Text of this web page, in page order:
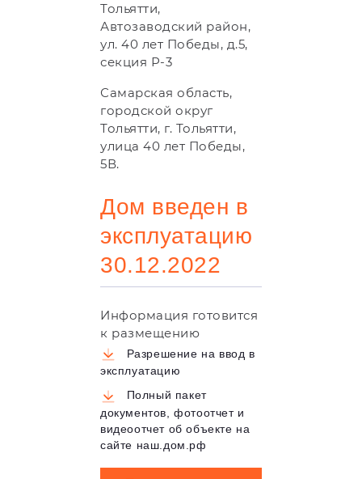
Тольятти,
Автозаводский район,
ул. 40 лет Победы, д.5,
секция Р-3
Самарская область,
городской округ
Тольятти, г. Тольятти,
улица 40 лет Победы,
5В.
Дом введен в
эксплуатацию
30.12.2022
Информация готовится
к размещению
Разрешение на ввод в
эксплуатацию
Полный пакет
документов, фотоотчет и
видеоотчет об объекте на
сайте наш.дом.рф